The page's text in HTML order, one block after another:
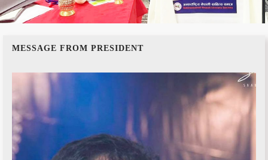
LITERATURE
MESSAGE FROM PRESIDENT